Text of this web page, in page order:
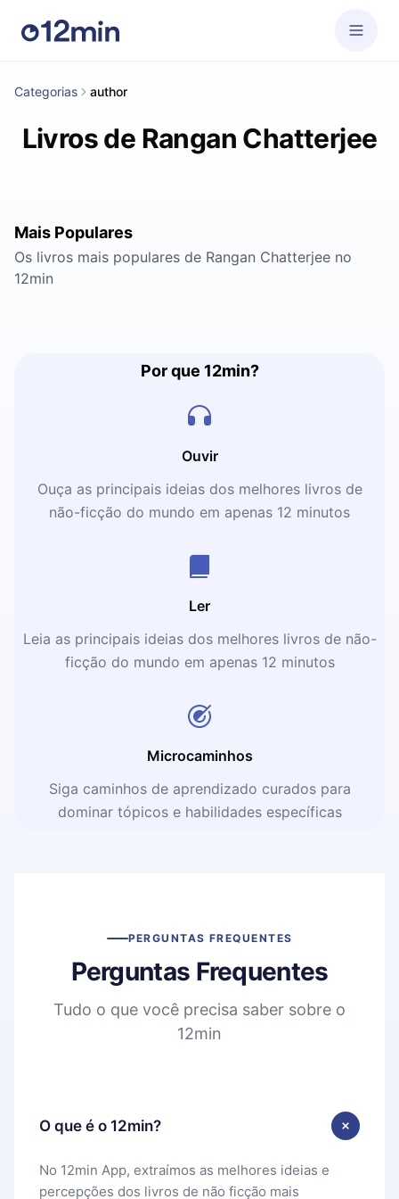
Categorias author
Livros de Rangan Chatterjee
Mais Populares
Os livros mais populares de Rangan Chatterjee no
12min
Por que 12min?
Ouvir
Ouça as principais ideias dos melhores livros de
não-ficção do mundo em apenas 12 minutos
Ler
Leia as principais ideias dos melhores livros de não-
ficção do mundo em apenas 12 minutos
Microcaminhos
Siga caminhos de aprendizado curados para
dominar tópicos e habilidades específicas
PERGUNTAS FREQUENTES
Perguntas Frequentes
Tudo o que você precisa saber sobre o
12min
O que é o 12min?
No 12min App, extraímos as melhores ideias e
percepções dos livros de não ficção mais